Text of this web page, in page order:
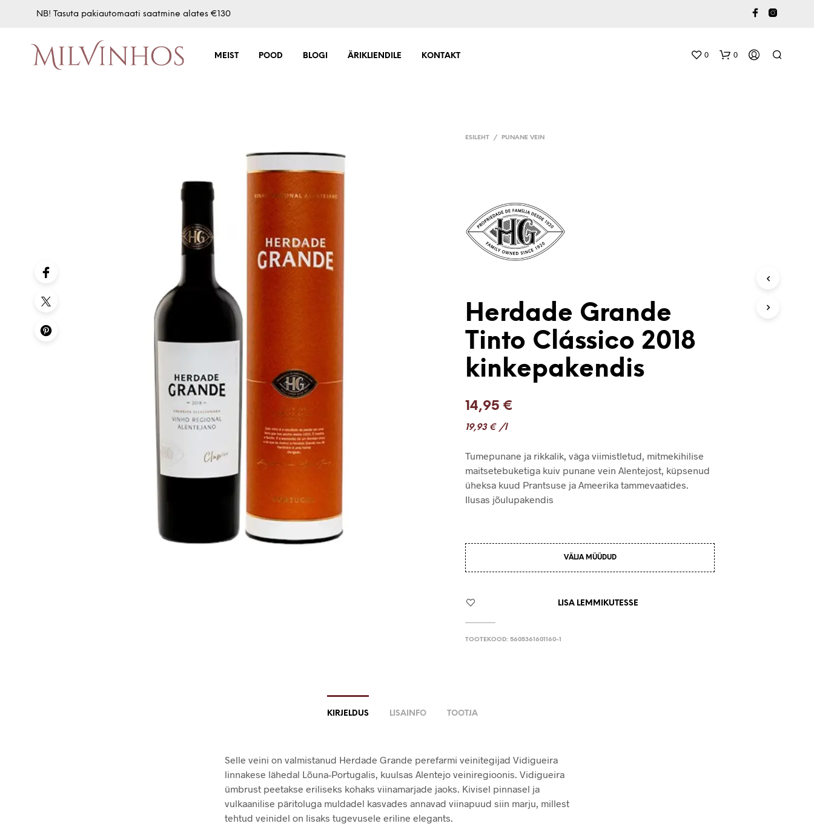
NB! Tasuta pakiautomaati saatmine alates €130
MEIST POOD BLOGI ÄRIKLIENDILE KONTAKT 0 0
ESILEHT / PUNANE VEIN
Herdade Grande
Tinto Clássico 2018
kinkepakendis
14,95€
19,93 € /l
Tumepunane ja rikkalik, väga viimistletud, mitmekihilise
maitsetebuketiga kuiv punane vein Alentejost, küpsenud
üheksa kuud Prantsuse ja Ameerika tammevaatides.
Ilusas jõulupakendis
VÄLJA MÜÜDUD
LISA LEMMIKUTESSE
TOOTEKOOD:5605361601160-1
KIRJELDUS LISAINFO TOOTJA
Selle veini on valmistanud Herdade Grande perefarmi veinitegijad Vidigueira
linnakese lähedal Lõuna-Portugalis, kuulsas Alentejo veiniregioonis. Vidigueira
ümbrust peetakse eriliseks kohaks viinamarjade jaoks. Kivisel pinnasel ja
vulkaanilise päritoluga muldadel kasvades annavad viinapuud siin marju, millest
tehtud veinidel on lisaks tugevusele eriline elegants.